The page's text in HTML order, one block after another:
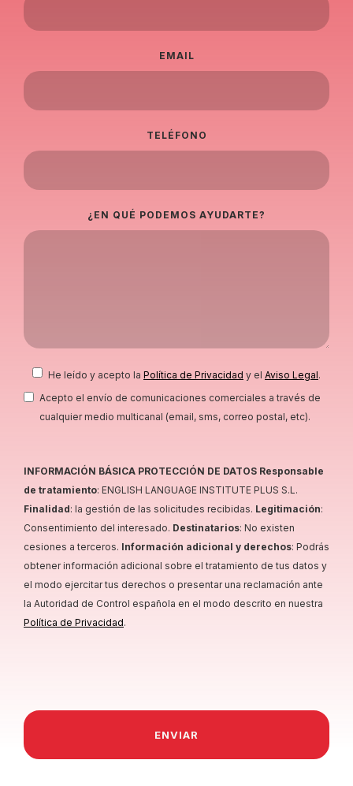
EMAIL
TELÉFONO
¿EN QUÉ PODEMOS AYUDARTE?
He leído y acepto la Política de Privacidad y el Aviso Legal.
Acepto el envío de comunicaciones comerciales a través de
cualquier medio multicanal (email, sms, correo postal, etc).
INFORMACIÓN BÁSICA PROTECCIÓN DE DATOS Responsable
de tratamiento: ENGLISH LANGUAGE INSTITUTE PLUS S.L.
Finalidad: la gestión de las solicitudes recibidas. Legitimación:
Consentimiento del interesado. Destinatarios: No existen
cesiones a terceros. Información adicional y derechos: Podrás
obtener información adicional sobre el tratamiento de tus datos y
el modo ejercitar tus derechos o presentar una reclamación ante
la Autoridad de Control española en el modo descrito en nuestra
Política de Privacidad.